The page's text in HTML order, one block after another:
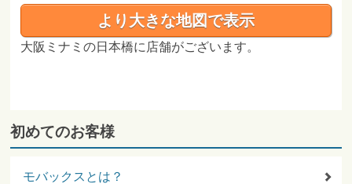
より大きな地図で表示
大阪ミナミの日本橋に店舗がございます。
初めてのお客様
モバックスとは？